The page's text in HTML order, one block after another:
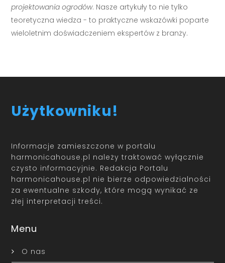
projektowania ogrodów. Nasze artykuły to nie tylko
teoretyczna wiedza - to praktyczne wskazówki poparte
wieloletnim doświadczeniem ekspertów z branży.
Użytkowniku!
Informacje zamieszczone w portalu
harmonicahouse.pl należy traktować wyłącznie
czysto informacyjnie. Redakcja Portalu
harmonicahouse.pl nie bierze odpowiedzialności
za ewentualne szkody, które mogą wynikać ze
złej interpretacji treści.
Menu
O nas